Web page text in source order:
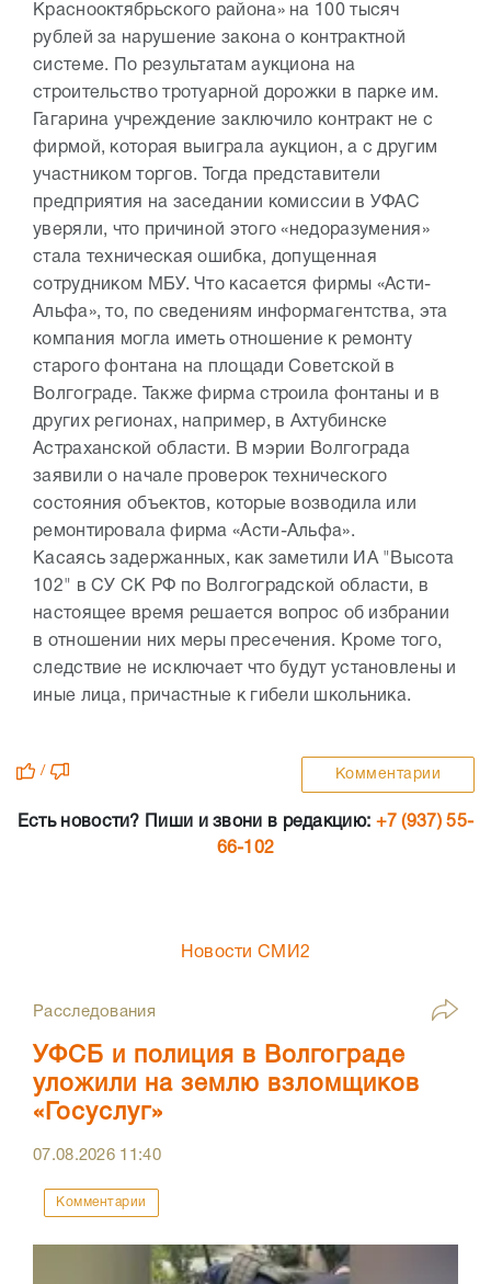
Краснооктябрьского района» на 100 тысяч
рублей за нарушение закона о контрактной
системе. По результатам аукциона на
строительство тротуарной дорожки в парке им.
Гагарина учреждение заключило контракт не с
фирмой, которая выиграла аукцион, а с другим
участником торгов. Тогда представители
предприятия на заседании комиссии в УФАС
уверяли, что причиной этого «недоразумения»
стала техническая ошибка, допущенная
сотрудником МБУ. Что касается фирмы «Асти-
Альфа», то, по сведениям информагентства, эта
компания могла иметь отношение к ремонту
старого фонтана на площади Советской в
Волгограде. Также фирма строила фонтаны и в
других регионах, например, в Ахтубинске
Астраханской области. В мэрии Волгограда
заявили о начале проверок технического
состояния объектов, которые возводила или
ремонтировала фирма «Асти-Альфа».
Касаясь задержанных, как заметили ИА "Высота
102" в СУ СК РФ по Волгоградской области, в
настоящее время решается вопрос об избрании
в отношении них меры пресечения. Кроме того,
следствие не исключает что будут установлены и
иные лица, причастные к гибели школьника.
/ Комментарии
Есть новости? Пиши и звони в редакцию: +7 (937) 55-
66-102
Новости СМИ2
Расследования
УФСБ и полиция в Волгограде
уложили на землю взломщиков
«Госуслуг»
07.08.2026 11:40
Комментарии